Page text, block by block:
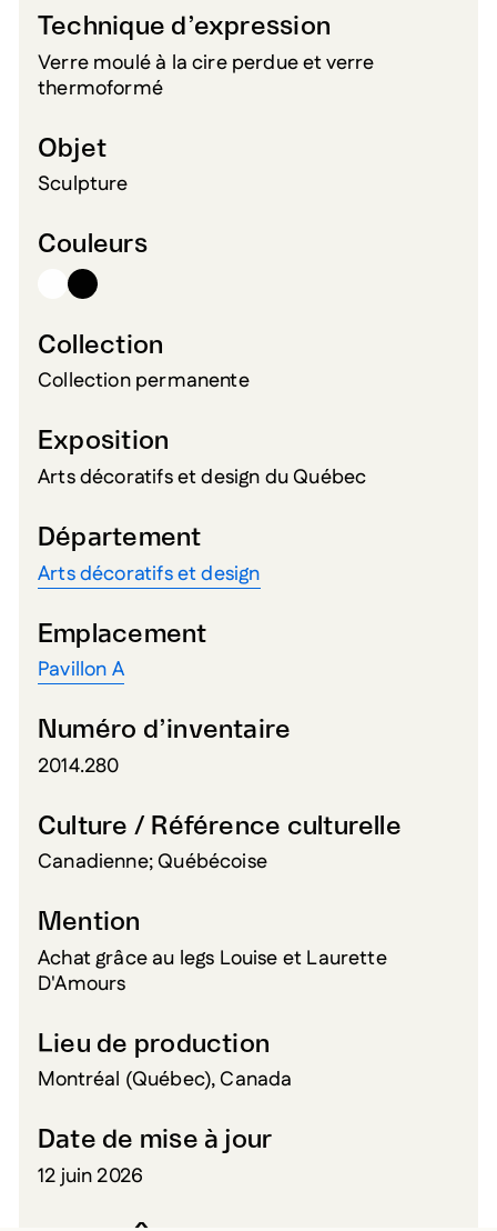
Technique d’expression
Verre moulé à la cire perdue et verre
thermoformé
Objet
Sculpture
Couleurs
Collection
Collection permanente
Exposition
Arts décoratifs et design du Québec
Département
Arts décoratifs et design
Emplacement
Pavillon A
Numéro d’inventaire
2014.280
Culture / Référence culturelle
Canadienne; Québécoise
Mention
Achat grâce au legs Louise et Laurette
D'Amours
Lieu de production
Montréal (Québec), Canada
Date de mise à jour
12 juin 2026